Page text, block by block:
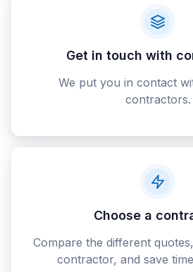
Get in touch with
We put you in contact
contractors.
Choose a
Compare the different
contractor, and save